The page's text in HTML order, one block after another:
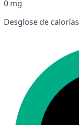
0 mg
Desglose de calorías